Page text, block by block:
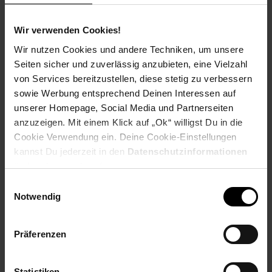
Wir verwenden Cookies!
Wir nutzen Cookies und andere Techniken, um unsere
Seiten sicher und zuverlässig anzubieten, eine Vielzahl
von Services bereitzustellen, diese stetig zu verbessern
sowie Werbung entsprechend Deinen Interessen auf
unserer Homepage, Social Media und Partnerseiten
anzuzeigen. Mit einem Klick auf „Ok“ willigst Du in die
Cookie Verwendung ein. Deine Cookie-Einstellungen
kannst Du jederzeit in den Datenschutzinformationen
ändern bzw. widerrufen.
Notwendig
Präferenzen
Ausbildungsdauer: 2 Jahre
Bewerbungen ab: Einem Jahr vor
Ausbildungsbeginn
Schulabschluss: Hauptschulabschluss
Bewerben per Formular